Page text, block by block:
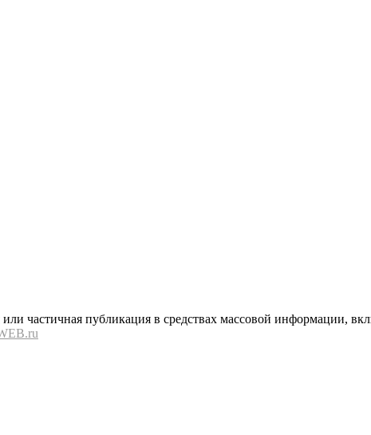
частичная публикация в средствах массовой информации,